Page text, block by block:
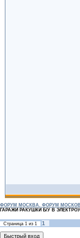
ФОРУМ МОСКВА. ФОРУМ
ГАРАЖИ РАКУШКИ Б/У В
Страница 1 из 1 1